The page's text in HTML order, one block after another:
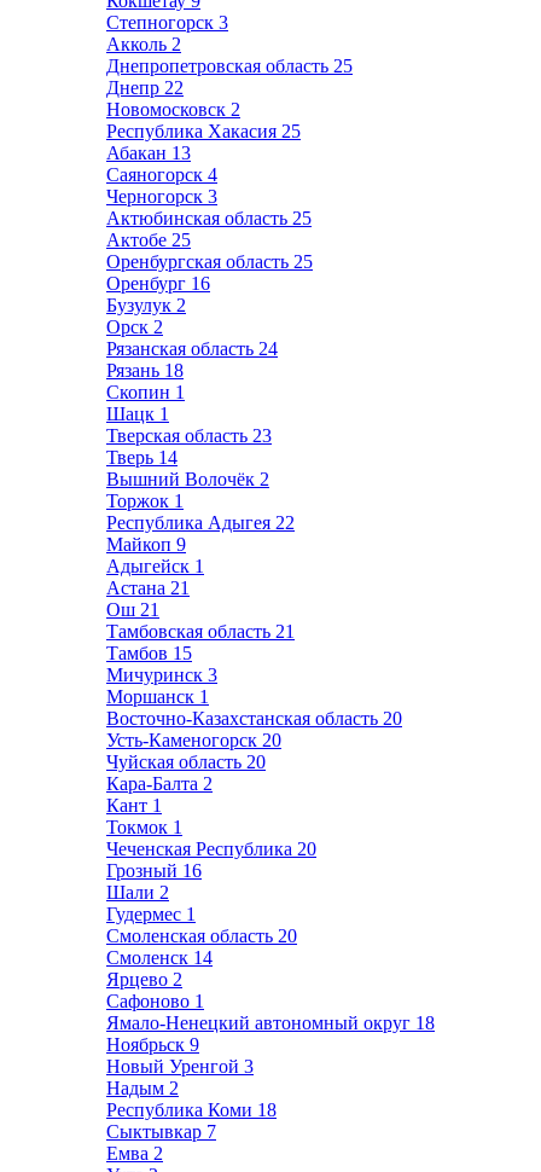
Степногорск 3
Акколь 2
Днепропетровская область 25
Днепр 22
Новомосковск 2
Республика Хакасия 25
Абакан 13
Саяногорск 4
Черногорск 3
Актюбинская область 25
Актобе 25
Оренбургская область 25
Оренбург 16
Бузулук 2
Орск 2
Рязанская область 24
Рязань 18
Скопин 1
Шацк 1
Тверская область 23
Тверь 14
Вышний Волочёк 2
Торжок 1
Республика Адыгея 22
Майкоп 9
Адыгейск 1
Астана 21
Ош 21
Тамбовская область 21
Тамбов 15
Мичуринск 3
Моршанск 1
Восточно-Казахстанская область 20
Усть-Каменогорск 20
Чуйская область 20
Кара-Балта 2
Кант 1
Токмок 1
Чеченская Республика 20
Грозный 16
Шали 2
Гудермес 1
Смоленская область 20
Смоленск 14
Ярцево 2
Сафоново 1
Ямало-Ненецкий автономный округ 18
Ноябрьск 9
Новый Уренгой 3
Надым 2
Республика Коми 18
Сыктывкар 7
Емва 2